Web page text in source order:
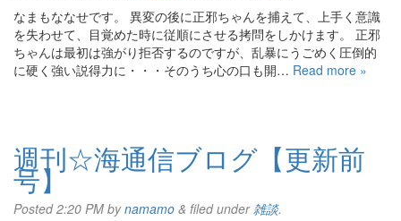
なまもななせです。 異変の後に正邪ちゃんを捕えて、上手く意識
を失わせて、目覚めた時に従順にさせる拷問をしかけます。 正邪
ちゃんは最初は強がり拒否するのですが、乱暴にうごめく圧倒的
に硬く強い説得力に・・・そのうち心の口も開… Read more »
週刊☆海通信ブログ【更新前
号】
Posted2:20 PM bynamamo & filed under雑談.